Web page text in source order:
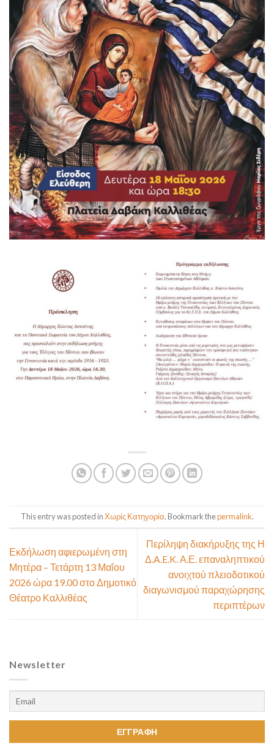
This entry was posted inΧωρίς Κατηγορία. Bookmark thepermalink.
Εκδήλωση αφιερωμένη στη
Μητέρα – Τετάρτη 13 Μαΐου
2026 ώρα 19.00 στο Δημοτικό
Θέατρο Καλλιθέας
Περίληψη διακήρυξης της Η
Δ.A.E.K. Α.Ε. επαναληπτικού
ανοιχτού πλειοδοτικού
διαγωνισμού παραχώρησης
περιπτέρων
Newsletter